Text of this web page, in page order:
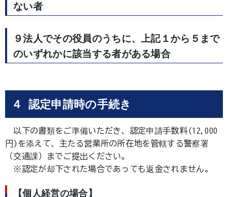
ない者
９法人でその役員のうちに、上記１から５まで
のいずれかに該当する者がある場合
４ 認定申請時の手続き
以下の書類をご準備いただき、認定申請手数料(12,000
円)を添えて、主たる営業所の所在地を管轄する警察署
（交通課）までご提出ください。
※認定が却下された場合であっても返金されません。
【個人経営の場合】